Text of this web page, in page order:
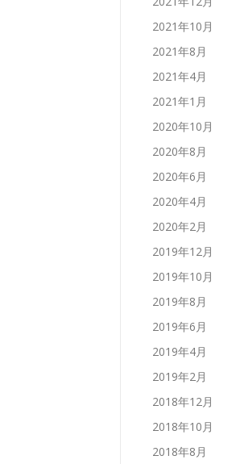
2021年10月
2021年8月
2021年4月
2021年1月
2020年10月
2020年8月
2020年6月
2020年4月
2020年2月
2019年12月
2019年10月
2019年8月
2019年6月
2019年4月
2019年2月
2018年12月
2018年10月
2018年8月